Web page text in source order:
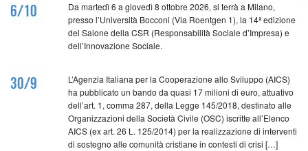
6/10
Da martedì 6 a giovedì 8 ottobre 2026, si terrà a Milano,
presso l’Università Bocconi (Via Roentgen 1), la 14ª edizione
del Salone della CSR (Responsabilità Sociale d’Impresa) e
dell’Innovazione Sociale.
30/9
L’Agenzia Italiana per la Cooperazione allo Sviluppo (AICS)
ha pubblicato un bando da quasi 17 milioni di euro, attuativo
dell’art. 1, comma 287, della Legge 145/2018, destinato alle
Organizzazioni della Società Civile (OSC) iscritte all’Elenco
AICS (ex art. 26 L. 125/2014) per la realizzazione di interventi
di sostegno alle comunità cristiane in contesti di crisi […]